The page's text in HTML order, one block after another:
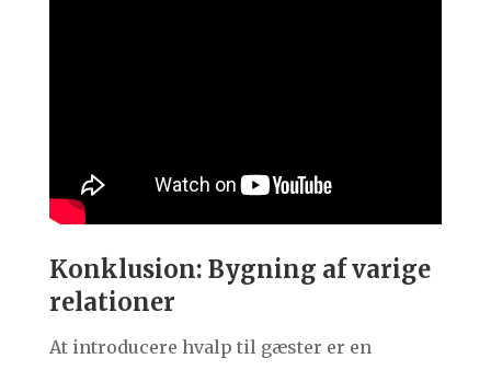
Konklusion: Bygning af varige
relationer
At introducere hvalp til gæster er en